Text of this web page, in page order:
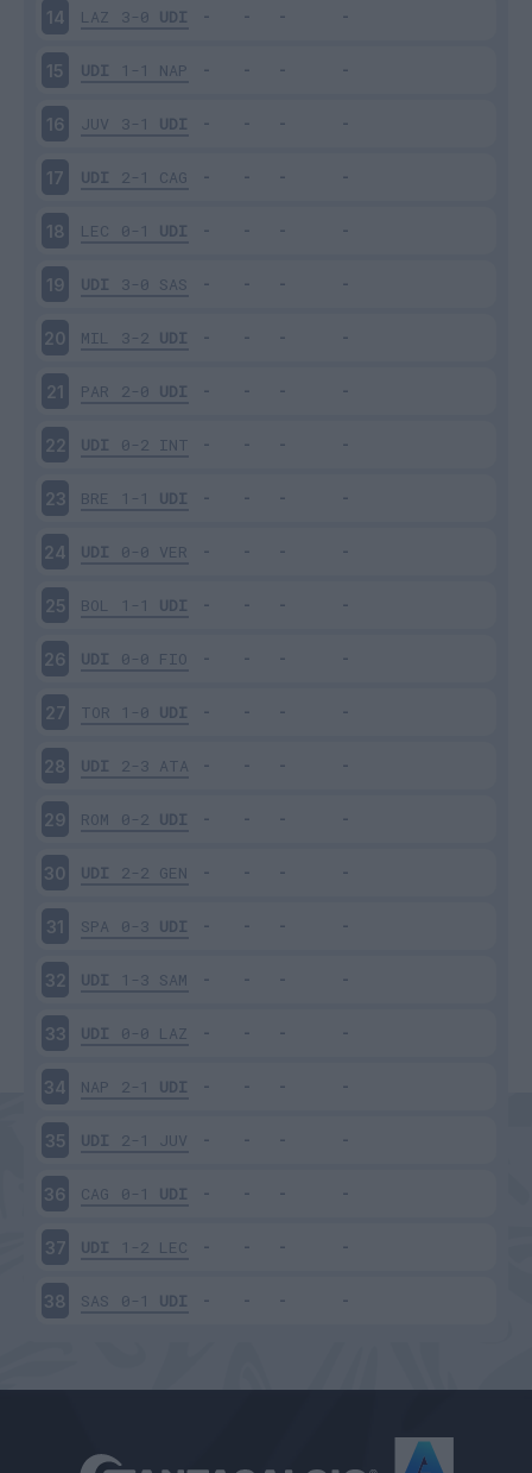
14 LAZ 3-0 UDI
15 UDI 1-1 NAP
16 JUV 3-1 UDI
17 UDI 2-1 CAG
18 LEC 0-1 UDI
19 UDI 3-0 SAS
20 MIL 3-2 UDI
21 PAR 2-0 UDI
22 UDI 0-2 INT
23 BRE 1-1 UDI
24 UDI 0-0 VER
25 BOL 1-1 UDI
26 UDI 0-0 FIO
27 TOR 1-0 UDI
28 UDI 2-3 ATA
29 ROM 0-2 UDI
30 UDI 2-2 GEN
31 SPA 0-3 UDI
32 UDI 1-3 SAM
33 UDI 0-0 LAZ
34 NAP 2-1 UDI
35 UDI 2-1 JUV
36 CAG 0-1 UDI
37 UDI 1-2 LEC
38 SAS 0-1 UDI